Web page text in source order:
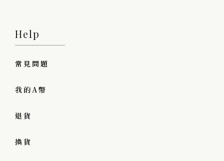
Help
常見問題
我的A幣
退貨
換貨